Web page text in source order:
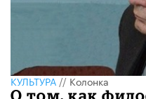
КУЛЬТУРА//Колонка
О том, как